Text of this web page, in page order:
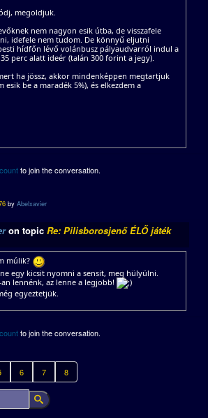
megoldjuk.
nem nagyon esik útba, de visszafele
idefele nem tudom. De könnyű eljutni
hídfőn lévő volánbusz pályaudvarról indul a
perc alatt ideér (talán 300 forint a jegy).
ha jössz, akkor mindenképpen megtartjuk
be a maradék 5%), és elkezdem a
to join the conversation.
byAbelxavier
on topic Re: Pilisborosjenő ÉLŐ játék
múlik?
egy kicsit nyomni a sensit, meg hülyülni.
lennénk, az lenne a legjobb!
egyeztetjük.
to join the conversation.
6 7 8